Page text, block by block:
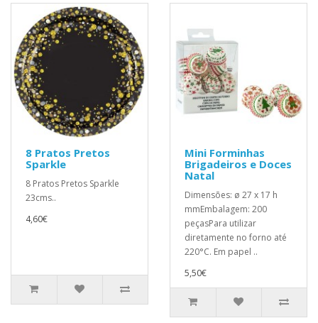
8 Pratos Pretos
Sparkle
8 Pratos Pretos Sparkle
23cms..
4,60€
Mini Forminhas
Brigadeiros e Doces
Natal
Dimensões: ø 27 x 17 h
mmEmbalagem: 200
peçasPara utilizar
diretamente no forno até
220°C. Em papel ..
5,50€